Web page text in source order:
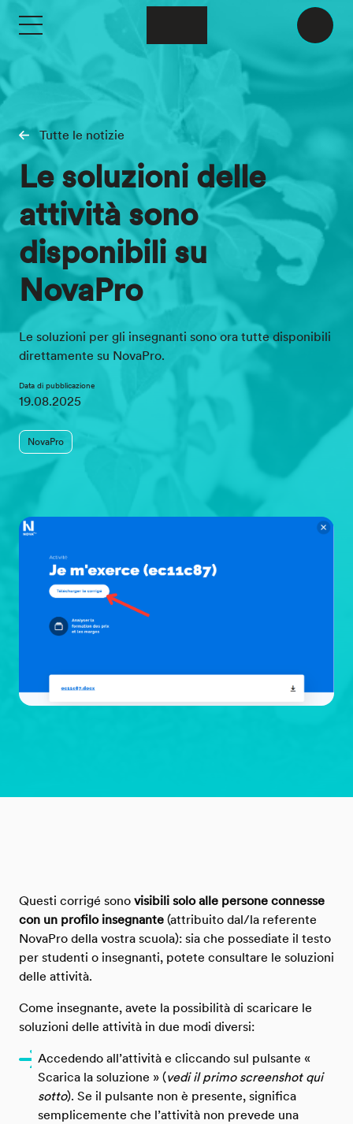
Tutte le notizie
Le soluzioni delle
attività sono
disponibili su
NovaPro
Le soluzioni per gli insegnanti sono ora tutte disponibili
direttamente su NovaPro.
Data di pubblicazione
19.08.2025
NovaPro
Questi corrigé sono visibili solo alle persone connesse
con un profilo insegnante (attribuito dal/la referente
NovaPro della vostra scuola): sia che possediate il testo
per studenti o insegnanti, potete consultare le soluzioni
delle attività.
Come insegnante, avete la possibilità di scaricare le
soluzioni delle attività in due modi diversi:
Accedendo all’attività e cliccando sul pulsante «
Scarica la soluzione » (vedi il primo screenshot qui
sotto). Se il pulsante non è presente, significa
semplicemente che l’attività non prevede una